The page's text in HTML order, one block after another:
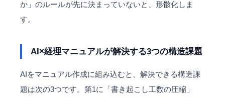
か」のルールが先に決まっていないと、形骸化しま
す。
AI×経理マニュアルが解決する3つの構造課題
AIをマニュアル作成に組み込むと、解決できる構造課
題は次の3つです。第1に「書き起こし工数の圧縮」